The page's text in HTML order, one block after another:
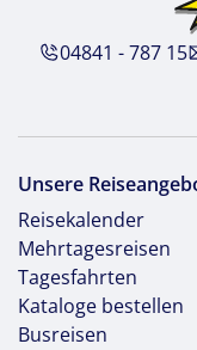
04841 - 787 15
Unsere
Reisekalender
Mehrtagesreisen
Tagesfahrten
Kataloge bestellen
Busreisen